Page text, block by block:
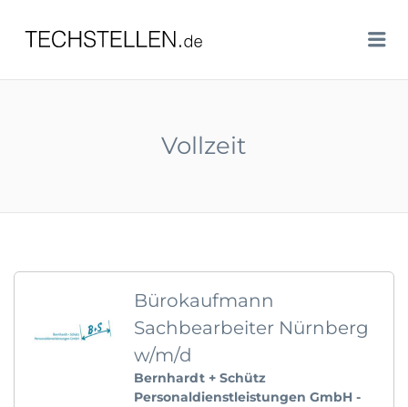
TECHSTELLEN.DE
Vollzeit
Bürokaufmann
Sachbearbeiter Nürnberg
w/m/d
Bernhardt + Schütz
Personaldienstleistungen GmbH -